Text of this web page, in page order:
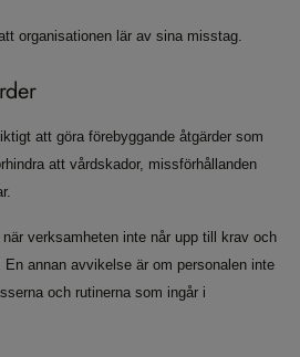
organisationen lär av sina misstag.
att göra förebyggande åtgärder som
att vårdskador, missförhållanden
verksamheten inte når upp till krav och
annan avvikelse är om personalen inte
och rutinerna som ingår i